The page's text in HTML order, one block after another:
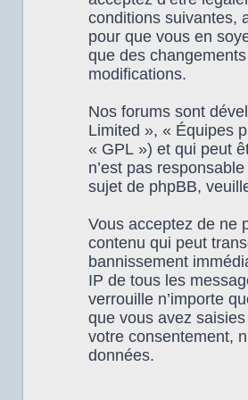
conditions suivantes,
pour que vous en
que des
modifications.
Nos forums sont
Limited », « Équipes
« GPL ») et qui peut
n’est pas
sujet de phpBB,
Vous acceptez de ne
contenu qui peut
bannissement
IP de tous les
verrouille n’importe
que vous avez
votre consentement,
données.